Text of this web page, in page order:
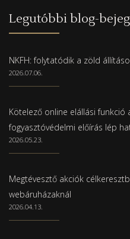
Legutóbbi blog-
NKFH: folytatódik a zöld
2026.07.06.
Kötelező online elállási
fogyasztóvédelmi előírás lép
2026.05.23.
Megtévesztő akciók
webáruházaknál
2026.04.13.